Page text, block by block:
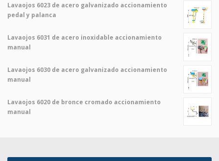
Lavaojos 6023 de acero galvanizado accionamiento
pedal y palanca
Lavaojos 6031 de acero inoxidable accionamiento
manual
Lavaojos 6030 de acero galvanizado accionamiento
manual
Lavaojos 6020 de bronce cromado accionamiento
manual